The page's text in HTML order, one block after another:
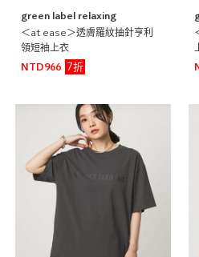
green label relaxing
＜at ease＞透膚羅紋抽針亨利
領短袖上衣
NTD966
7折